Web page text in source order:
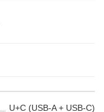
U+C (USB-A + USB-C)